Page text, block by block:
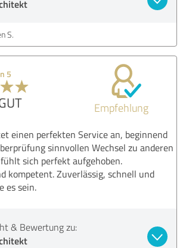
S.
5
Empfehlung
einen perfekten Service an, beginnend
sinnvollen Wechsel zu anderen
sich perfekt aufgehoben.
kompetent. Zuverlässig, schnell und
es sein.
& Bewertung zu: